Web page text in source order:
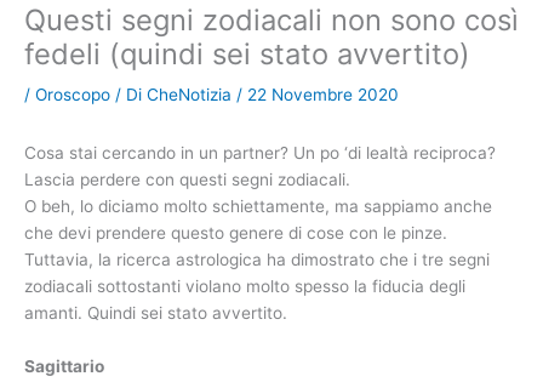
Questi segni zodiacali non sono così
fedeli (quindi sei stato avvertito)
/ Oroscopo / Di CheNotizia / 22 Novembre 2020
Cosa stai cercando in un partner? Un po ‘di lealtà reciproca?
Lascia perdere con questi segni zodiacali.
O beh, lo diciamo molto schiettamente, ma sappiamo anche
che devi prendere questo genere di cose con le pinze.
Tuttavia, la ricerca astrologica ha dimostrato che i tre segni
zodiacali sottostanti violano molto spesso la fiducia degli
amanti. Quindi sei stato avvertito.
Sagittario